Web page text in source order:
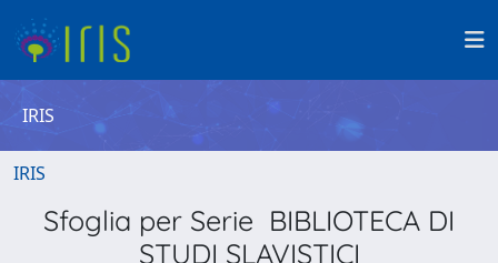
IRIS
IRIS
Sfoglia per Serie BIBLIOTECA DI
STUDI SLAVISTICI